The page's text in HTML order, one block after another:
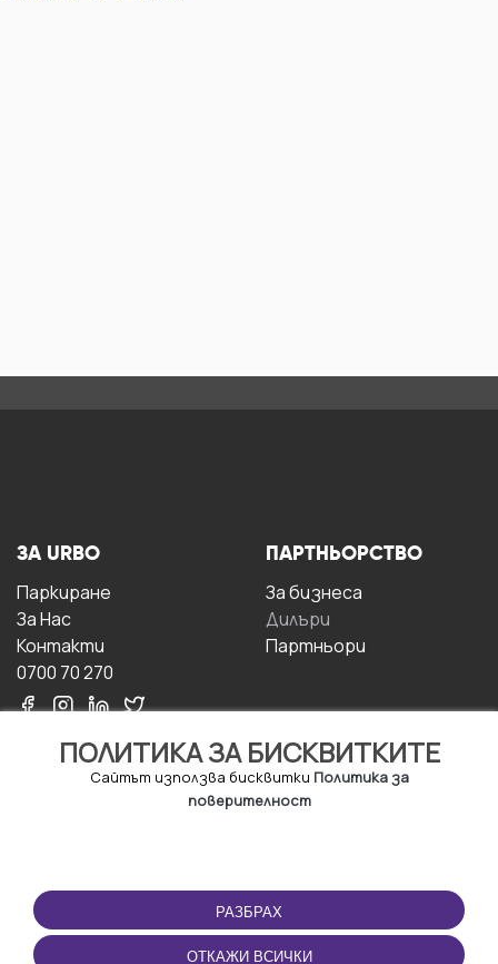
ПОЛИТИКА ЗА БИСКВИТКИТЕ
Сайтът използва бисквитки Политика за
поверителност
РАЗБРАХ
ОТКАЖИ ВСИЧКИ
ЗА URBO
Паркиране
За Hас
Контакти
0700 70 270
ПАРТНЬОРСТВО
За бизнесa
Дилъри
Партньори
ПОЛЗВАНЕ
Правила и условия за
ползване
ПРИЛОЖЕНИЕТО